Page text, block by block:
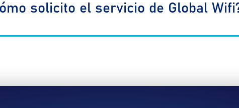
solicito el servicio de Global